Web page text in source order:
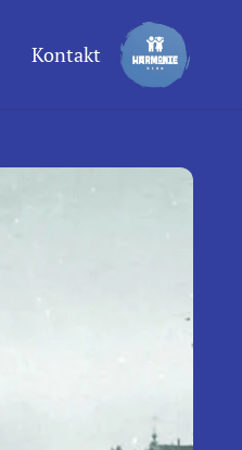
Kontakt